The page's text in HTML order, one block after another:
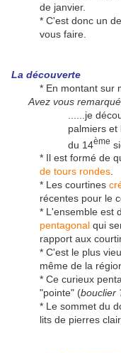
de janvier.
* C'est donc un
vous faire.
La découverte
* En montant sur
Avez vous
......je
palmiers et
du 14ème
* Il est formé de
de tours rondes
* Les courtines
récentes pour le
* L'ensemble est
pentagonal qui
rapport aux
* C'est le plus
même de la
* Ce curieux
"pointe" (bouclier
* Le sommet du
lits de pierres